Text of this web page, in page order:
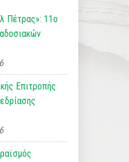
Πέτρας»: 11ο
Επιτροπής